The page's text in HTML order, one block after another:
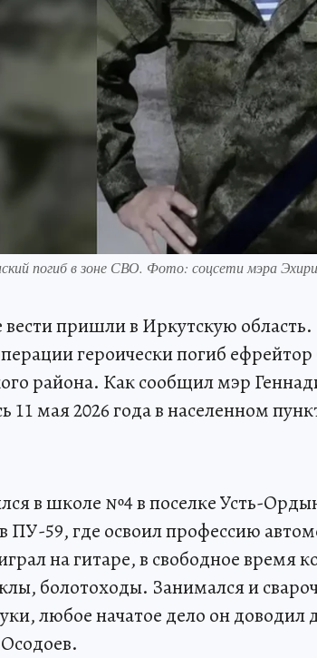
погиб в зоне СВО. Фото: соцсети мэра
пришли в Иркутскую
героически погиб
района. Как сообщил мэр
11 мая 2026 года в населенном
в школе №4 в поселке Усть-
ПУ-59, где освоил профессию
на гитаре, в свободное время
болотоходы. Занимался и
любое начатое дело он доводил